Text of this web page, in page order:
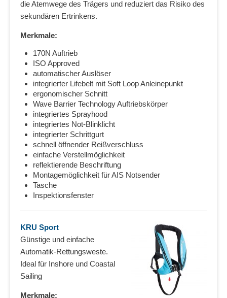
die Atemwege des Trägers und reduziert das Risiko des
sekundären Ertrinkens.
Merkmale:
170N Auftrieb
ISO Approved
automatischer Auslöser
integrierter Lifebelt mit Soft Loop Anleinepunkt
ergonomischer Schnitt
Wave Barrier Technology Auftriebskörper
integriertes Sprayhood
integriertes Not-Blinklicht
integrierter Schrittgurt
schnell öffnender Reißverschluss
einfache Verstellmöglichkeit
reflektierende Beschriftung
Montagemöglichkeit für AIS Notsender
Tasche
Inspektionsfenster
KRU Sport
Günstige und einfache
Automatik-Rettungsweste.
Ideal für Inshore und Coastal
Sailing
Merkmale: